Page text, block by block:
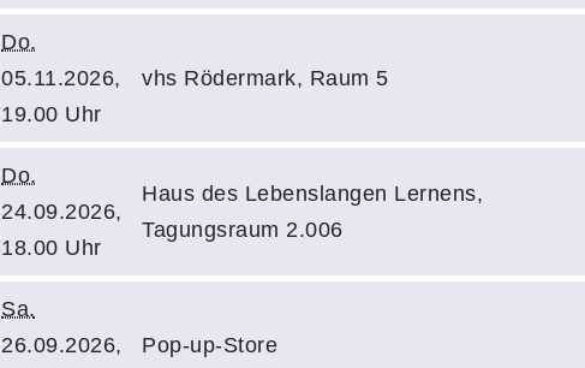
Do.
05.11.2026,
19.00 Uhr
vhs Rödermark, Raum 5
Do.
24.09.2026,
18.00 Uhr
Haus des Lebenslangen Lernens,
Tagungsraum 2.006
Sa.
26.09.2026,
Pop-up-Store